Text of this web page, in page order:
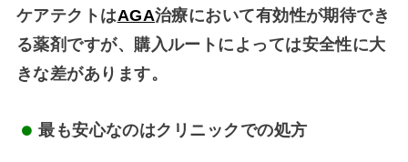
ケアテクトはAGA治療において有効性が期待でき
る薬剤ですが、購入ルートによっては安全性に大
きな差があります。
最も安心なのはクリニックでの処方